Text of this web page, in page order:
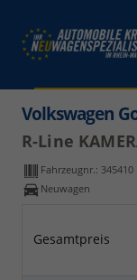
Volkswagen
R-Line
Fahrzeugnr.: 345410
Neuwagen
Gesamtpreis